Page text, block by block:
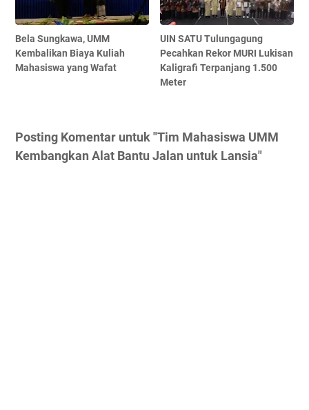
Bela Sungkawa, UMM
Kembalikan Biaya Kuliah
Mahasiswa yang Wafat
UIN SATU Tulungagung
Pecahkan Rekor MURI Lukisan
Kaligrafi Terpanjang 1.500
Meter
Posting Komentar untuk "Tim Mahasiswa UMM
Kembangkan Alat Bantu Jalan untuk Lansia"